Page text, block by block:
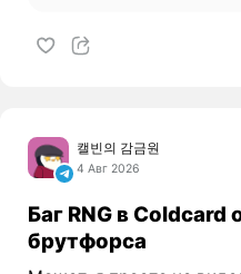
캘빈의 감금원
4 Авг 2026
Баг RNG в Coldcard
брутфорса